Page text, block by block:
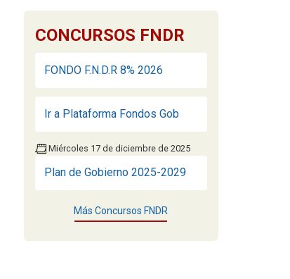
CONCURSOS FNDR
FONDO F.N.D.R 8% 2026
Ir a Plataforma Fondos Gob
Miércoles 17 de diciembre de 2025
Plan de Gobierno 2025-2029
Más Concursos FNDR